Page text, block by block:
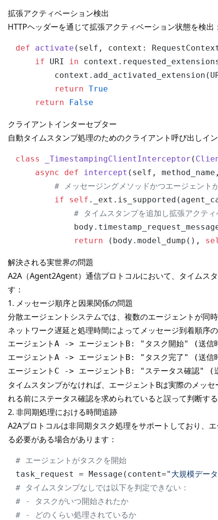
拡張アクティベーション検出
HTTPヘッダーを通じて拡張アクティベーション状態を検出
def activate ( self, context:
if URI in
return True
return
False
クライアントインターセプター
自動タイムスタンプ処理のためのクライアント呼び出しイ
class _TimestampingClientInterceptor (
async
def intercept ( self,
# メッセージングメソッドかつエージェント
if
self
# タイムスタンプを追加し拡張アクテ
return (body.model_dump(),
解決される実世界の問題
A2A（Agent2Agent）通信プロトコルにおいて、タイムス
す：
1. メッセージ順序と因果関係の問題
分散エージェントシステムでは、複数のエージェントが同
ネットワーク遅延と処理時間によってメッセージ到着順序
エージェントA -> エージェントB: "タスク開始" (送
エージェントA -> エージェントB: "タスク完了" (送
タイムスタンプがなければ、エージェントBは実際のメッ
れる前にステータス確認を求められていると誤って判断す
2. 非同期処理における時間追跡
A2Aプロトコルは非同期タスク処理をサポートしており、
る必要がある場合があります：
# エージェントがタスクを開始
task_request = Message(content="大規模デー
# タイムスタンプなしでは以下を判定できない：
# - タスクがいつ開始されたか
# - どのくらい処理されているか